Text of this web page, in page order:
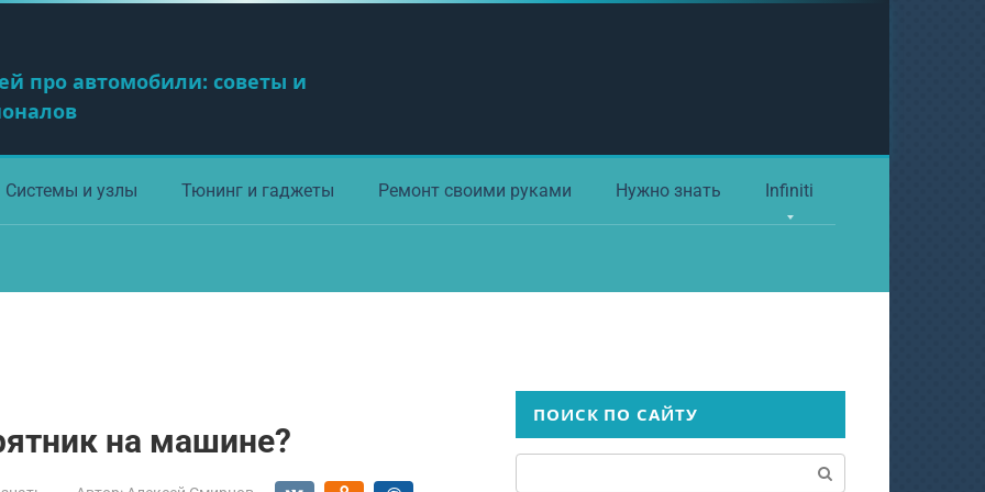
про автомобили: советы и
Системы и узлы Тюнинг и гаджеты Ремонт своими руками Нужно знать Infiniti
на машине?
ПОИСК ПО САЙТУ